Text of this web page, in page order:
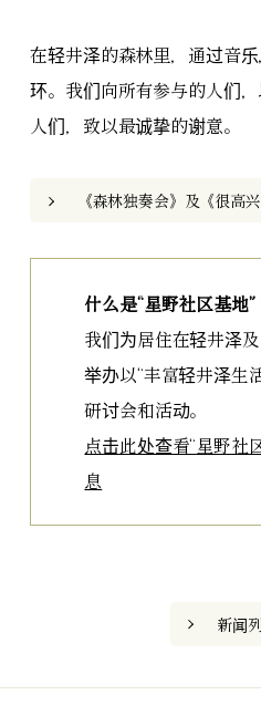
在轻井泽的森林里，通过音
环。我们向所有参与的人们
人们，致以最诚挚的谢意。
《森林独奏会》及《很高
什么是“星野社区基地”
我们为居住在轻井泽
举办以“丰富轻井泽生
研讨会和活动。
点击此处查看“星野社
息
新闻